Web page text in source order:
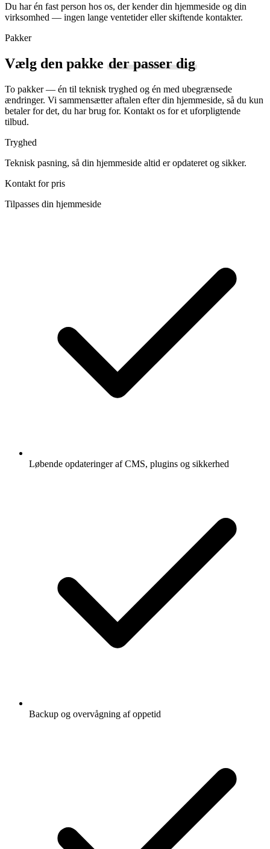
Du har én fast person hos os, der kender din hjemmeside og din
virksomhed — ingen lange ventetider eller skiftende kontakter.
Pakker
Vælg den pakke der passer dig
To pakker — én til teknisk tryghed og én med ubegrænsede
ændringer. Vi sammensætter aftalen efter din hjemmeside, så du kun
betaler for det, du har brug for. Kontakt os for et uforpligtende
tilbud.
Tryghed
Teknisk pasning, så din hjemmeside altid er opdateret og sikker.
Kontakt for pris
Tilpasses din hjemmeside
Løbende opdateringer af CMS, plugins og sikkerhed
Backup og overvågning af oppetid